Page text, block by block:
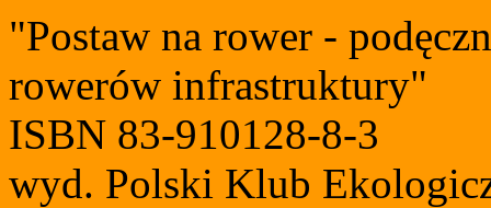
"Postaw na rower -
rowerów infrastruktury"
ISBN 83-910128-8-3
wyd. Polski Klub